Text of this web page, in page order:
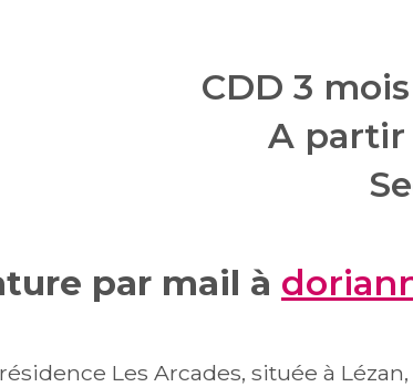
CDD 3
A partir
par mail à
Les Arcades, située à